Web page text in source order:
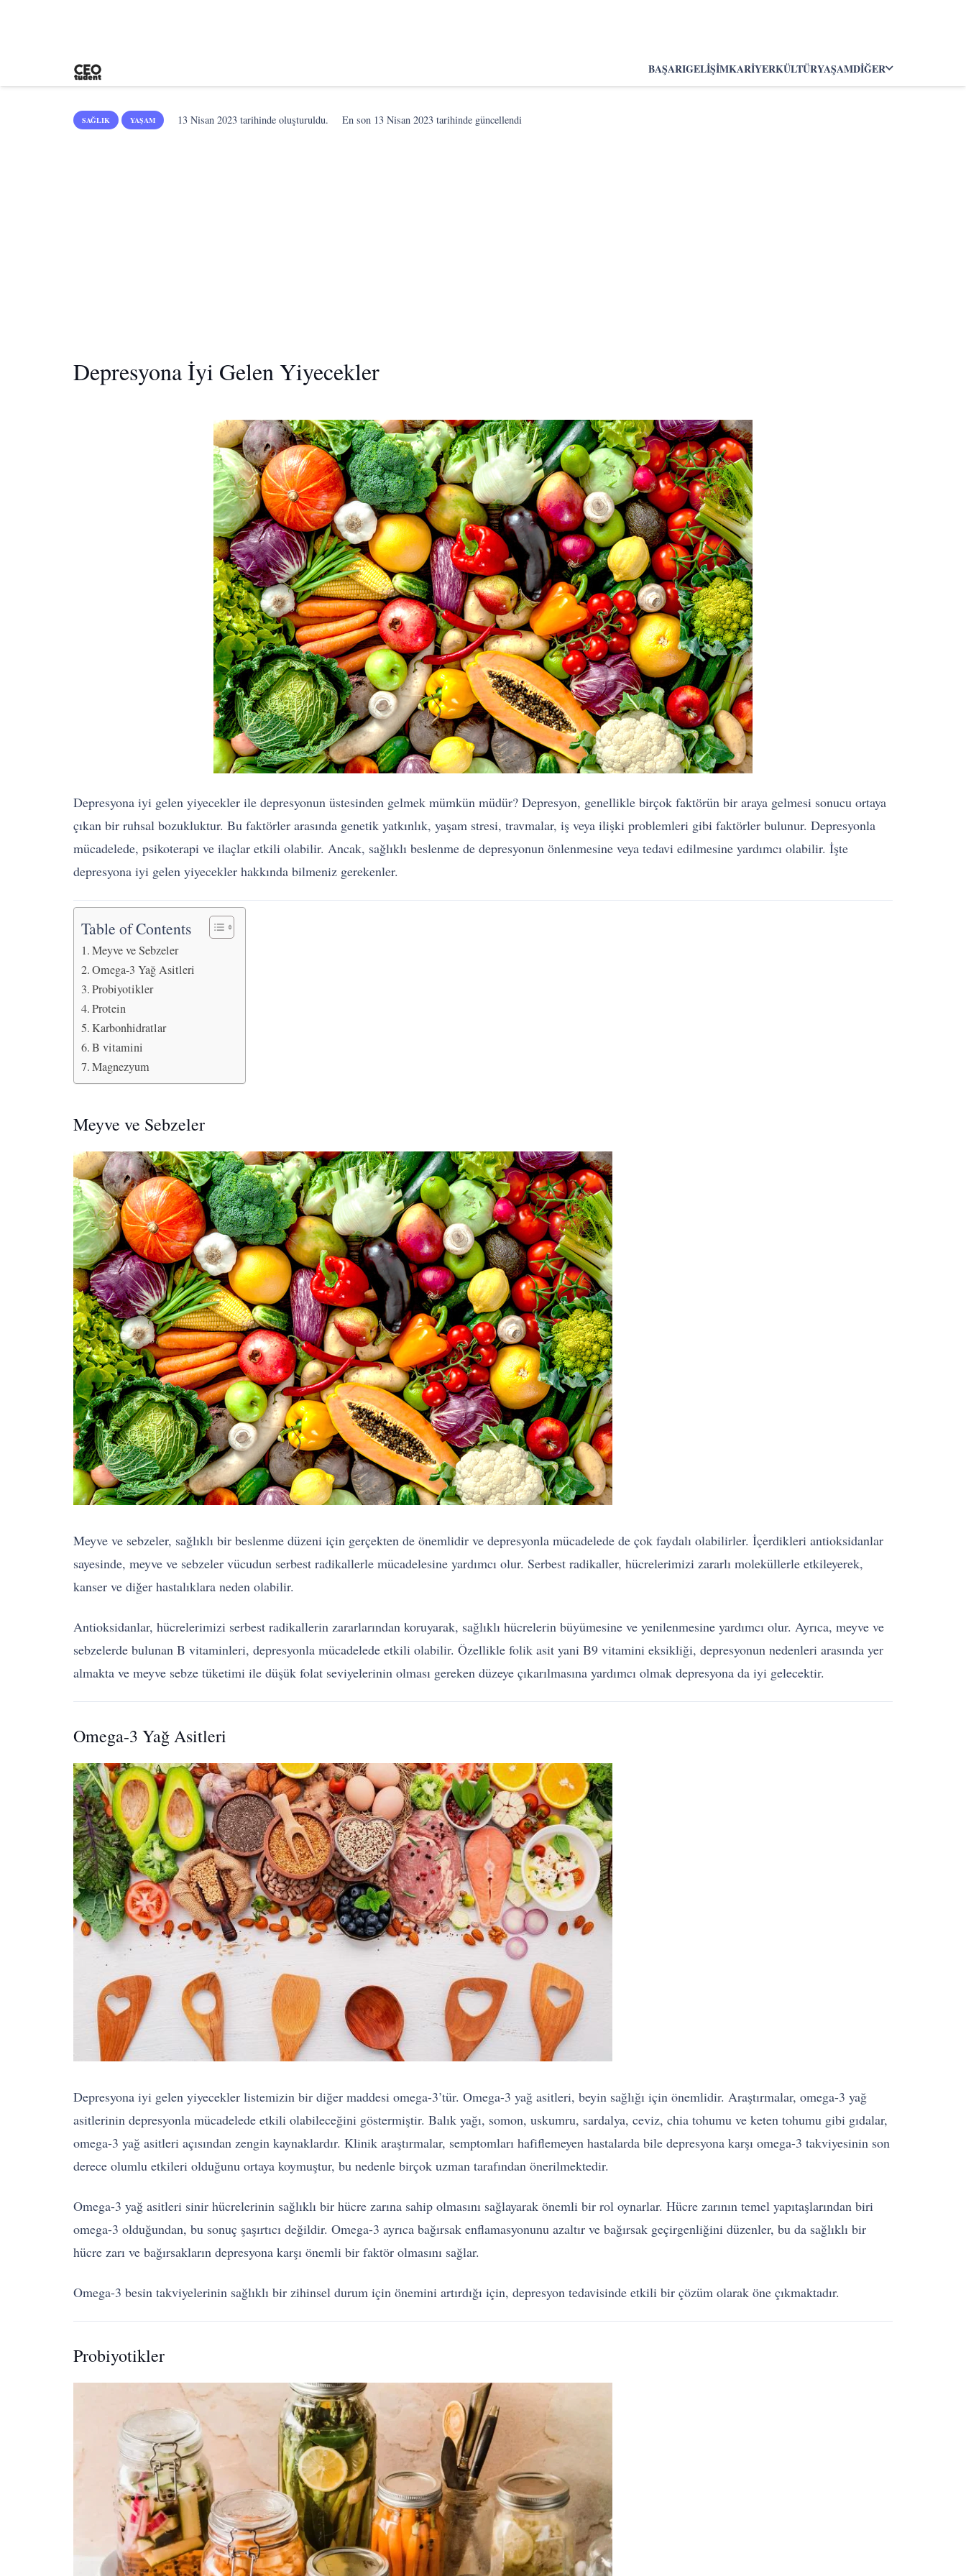
BAŞARIGELIŞIMKARIYERKÜLTÜRYAŞAMDIĞER
SAĞLIK YAŞAM 13 Nisan 2023 tarihinde oluşturuldu. En son 13 Nisan 2023 tarihinde güncellendi
Depresyona İyi Gelen Yiyecekler
Depresyona iyi gelen yiyecekler ile depresyonun üstesinden gelmek mümkün müdür? Depresyon, genellikle birçok faktörün bir araya gelmesi sonucu ortaya
çıkan bir ruhsal bozukluktur. Bu faktörler arasında genetik yatkınlık, yaşam stresi, travmalar, iş veya ilişki problemleri gibi faktörler bulunur. Depresyonla
mücadelede, psikoterapi ve ilaçlar etkili olabilir. Ancak, sağlıklı beslenme de depresyonun önlenmesine veya tedavi edilmesine yardımcı olabilir. İşte
depresyona iyi gelen yiyecekler hakkında bilmeniz gerekenler.
Table of Contents
Meyve ve Sebzeler
Omega-3 Yağ Asitleri
Probiyotikler
Protein
Karbonhidratlar
B vitamini
Magnezyum
Meyve ve Sebzeler
Meyve ve sebzeler, sağlıklı bir beslenme düzeni için gerçekten de önemlidir ve depresyonla mücadelede de çok faydalı olabilirler. İçerdikleri antioksidanlar
sayesinde, meyve ve sebzeler vücudun serbest radikallerle mücadelesine yardımcı olur. Serbest radikaller, hücrelerimizi zararlı moleküllerle etkileyerek,
kanser ve diğer hastalıklara neden olabilir.
Antioksidanlar, hücrelerimizi serbest radikallerin zararlarından koruyarak, sağlıklı hücrelerin büyümesine ve yenilenmesine yardımcı olur. Ayrıca, meyve ve
sebzelerde bulunan B vitaminleri, depresyonla mücadelede etkili olabilir. Özellikle folik asit yani B9 vitamini eksikliği, depresyonun nedenleri arasında yer
almakta ve meyve sebze tüketimi ile düşük folat seviyelerinin olması gereken düzeye çıkarılmasına yardımcı olmak depresyona da iyi gelecektir.
Omega-3 Yağ Asitleri
Depresyona iyi gelen yiyecekler listemizin bir diğer maddesi omega-3’tür. Omega-3 yağ asitleri, beyin sağlığı için önemlidir. Araştırmalar, omega-3 yağ
asitlerinin depresyonla mücadelede etkili olabileceğini göstermiştir. Balık yağı, somon, uskumru, sardalya, ceviz, chia tohumu ve keten tohumu gibi gıdalar,
omega-3 yağ asitleri açısından zengin kaynaklardır. Klinik araştırmalar, semptomları hafiflemeyen hastalarda bile depresyona karşı omega-3 takviyesinin son
derece olumlu etkileri olduğunu ortaya koymuştur, bu nedenle birçok uzman tarafından önerilmektedir.
Omega-3 yağ asitleri sinir hücrelerinin sağlıklı bir hücre zarına sahip olmasını sağlayarak önemli bir rol oynarlar. Hücre zarının temel yapıtaşlarından biri
omega-3 olduğundan, bu sonuç şaşırtıcı değildir. Omega-3 ayrıca bağırsak enflamasyonunu azaltır ve bağırsak geçirgenliğini düzenler, bu da sağlıklı bir
hücre zarı ve bağırsakların depresyona karşı önemli bir faktör olmasını sağlar.
Omega-3 besin takviyelerinin sağlıklı bir zihinsel durum için önemini artırdığı için, depresyon tedavisinde etkili bir çözüm olarak öne çıkmaktadır.
Probiyotikler